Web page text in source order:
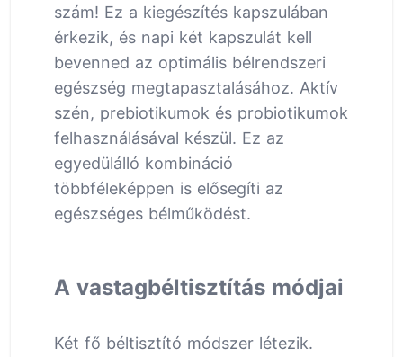
szám! Ez a kiegészítés kapszulában
érkezik, és napi két kapszulát kell
bevenned az optimális bélrendszeri
egészség megtapasztalásához. Aktív
szén, prebiotikumok és probiotikumok
felhasználásával készül. Ez az
egyedülálló kombináció
többféleképpen is elősegíti az
egészséges bélműködést.
A vastagbéltisztítás módjai
Két fő béltisztító módszer létezik.